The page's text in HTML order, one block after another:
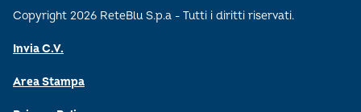
Copyright 2026 ReteBlu S.p.a - Tutti i diritti riservati.
Invia C.V.
Area Stampa